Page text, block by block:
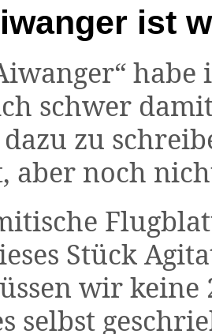
ist
habe
schwer
zu
aber noch
Stück
wir keine
selbst